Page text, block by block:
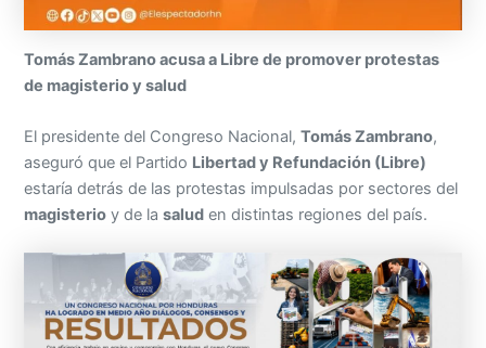
Tomás Zambrano acusa a Libre de promover protestas
de magisterio y salud
El presidente del Congreso Nacional,Tomás Zambrano,
aseguró que el Partido Libertad y Refundación (Libre)
estaría detrás de las protestas impulsadas por sectores del
magisterio y de lasalud en distintas regiones del país.